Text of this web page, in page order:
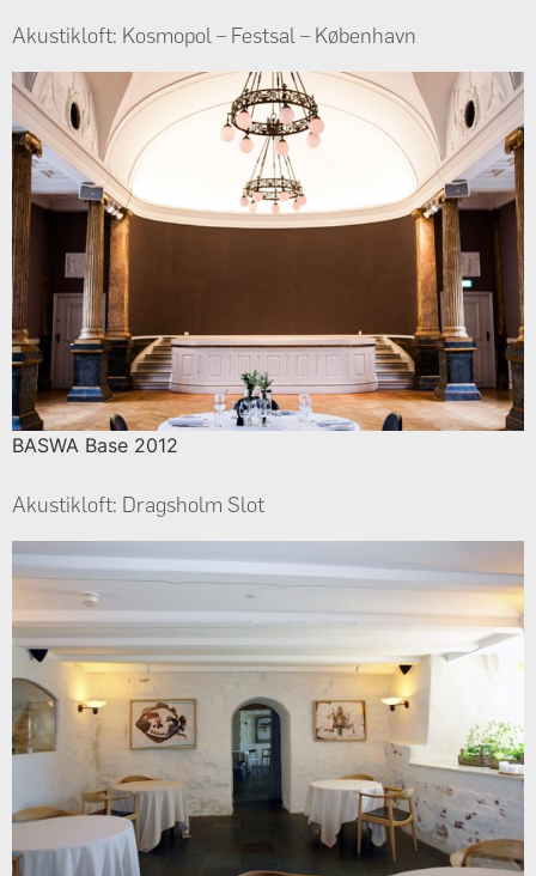
Akustikloft: Kosmopol – Festsal – København
BASWA Base 2012
Akustikloft: Dragsholm Slot